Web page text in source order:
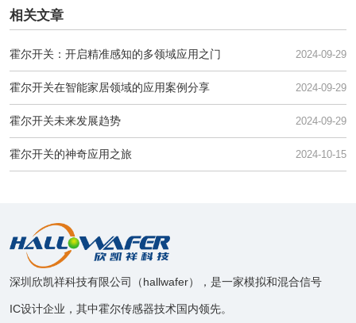
相关文章
2024-09-29
霍尔开关：开启精准感知的多领域应用之门
2024-09-29
霍尔开关在智能家居领域的应用案例分享
2024-09-29
霍尔开关未来发展趋势
2024-10-15
霍尔开关的神奇应用之旅
深圳欣凯祥科技有限公司（hallwafer），是一家模拟和混合信号
IC设计企业，其中霍尔传感器技术国内领先。